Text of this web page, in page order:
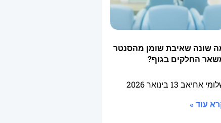
שונה שאיבת שומן מהסנטר
החלקים בגוף?
אחיאב 13 בינואר 2026
עוד »